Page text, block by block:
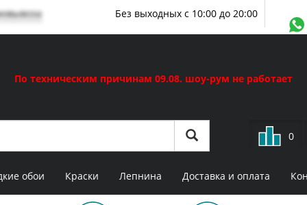
Без выходных с 10:00 до 20:00
По техническим причинам 09.08. шоу-рум не работает
0
обои Краски Лепнина Доставка и оплата